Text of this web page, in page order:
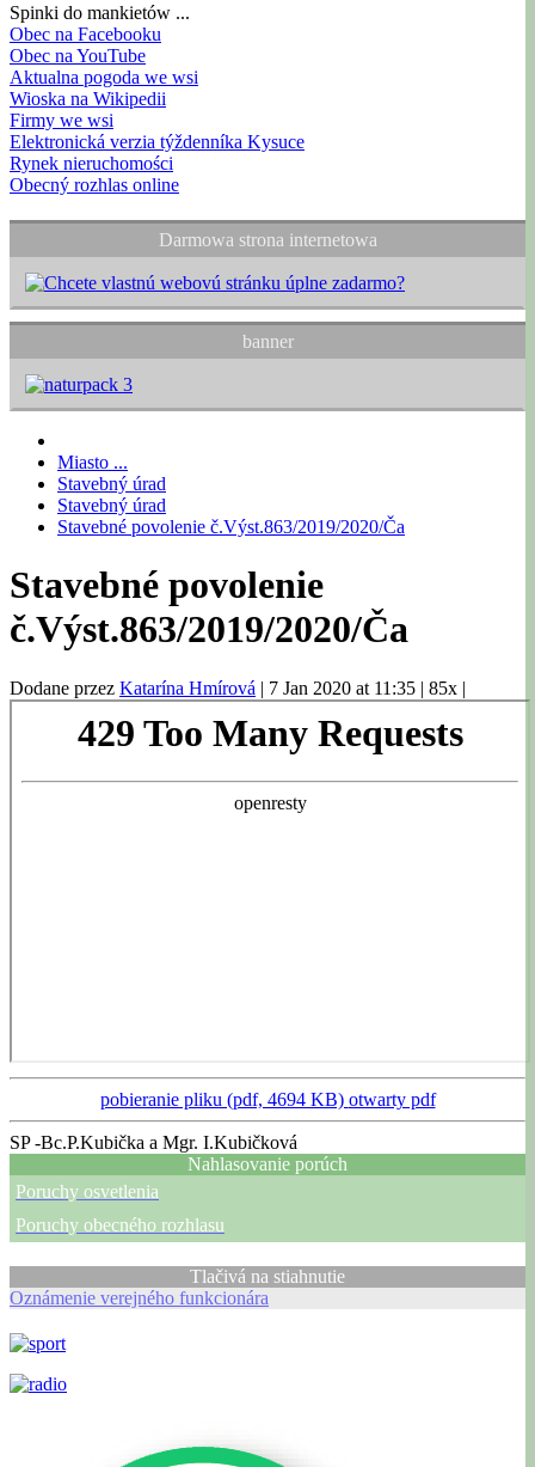
Spinki do mankietów ...
Obec na Facebooku
Obec na YouTube
Aktualna pogoda we wsi
Wioska na Wikipedii
Firmy we wsi
Elektronická verzia týždenníka Kysuce
Rynek nieruchomości
Obecný rozhlas online
Darmowa strona internetowa
banner
Miasto ...
Stavebný úrad
Stavebný úrad
Stavebné povolenie č.Výst.863/2019/2020/Ča
Stavebné povolenie
č.Výst.863/2019/2020/Ča
Dodane przez Katarína Hmírová | 7 Jan 2020 at 11:35 | 85x |
pobieranie pliku (pdf, 4694 KB) otwarty pdf
SP -Bc.P.Kubička a Mgr. I.Kubičková
Nahlasovanie porúch
Poruchy osvetlenia
Poruchy obecného rozhlasu
Tlačivá na stiahnutie
Oznámenie verejného funkcionára